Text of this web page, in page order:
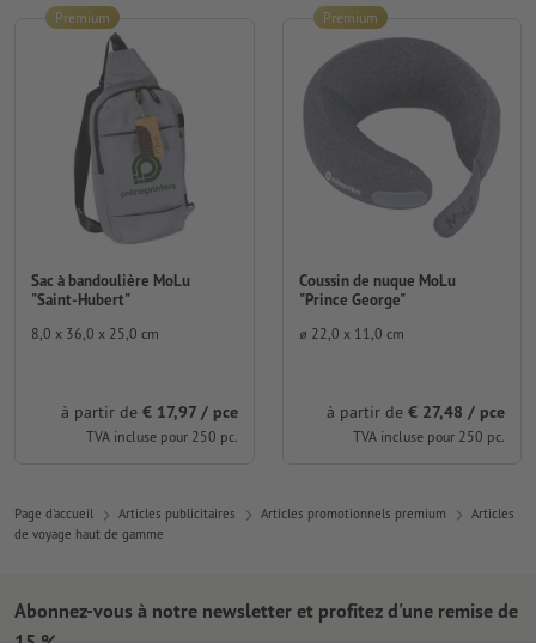
Sac à bandoulière MoLu
"Saint-Hubert"
8,0 x 36,0 x 25,0 cm
à partir de € 17,97 / pce
TVA incluse pour 250 pc.
Premium
Coussin de nuque MoLu
"Prince George"
⌀ 22,0 x 11,0 cm
à partir de € 27,48 / pce
TVA incluse pour 250 pc.
Premium
Page d'accueil Articles publicitaires Articles promotionnels premium
Articles
de voyage haut de gamme
Abonnez-vous à notre newsletter et profitez d'une remise de